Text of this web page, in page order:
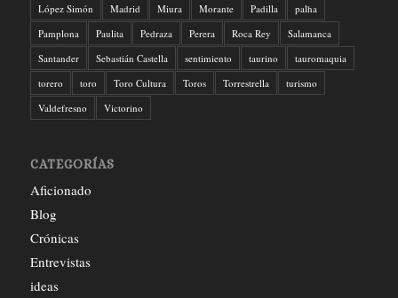
López Simón
Madrid Miura Morante Padilla
palha
Pamplona
Paulita Pedraza Perera Roca Rey
Salamanca
Santander
Sebastián Castella sentimiento taurino
tauromaquia
torero
toro Toro Cultura Toros Torrestrella
turismo
Valdefresno
Victorino
CATEGORÍAS
Aficionado
Blog
Crónicas
Entrevistas
ideas